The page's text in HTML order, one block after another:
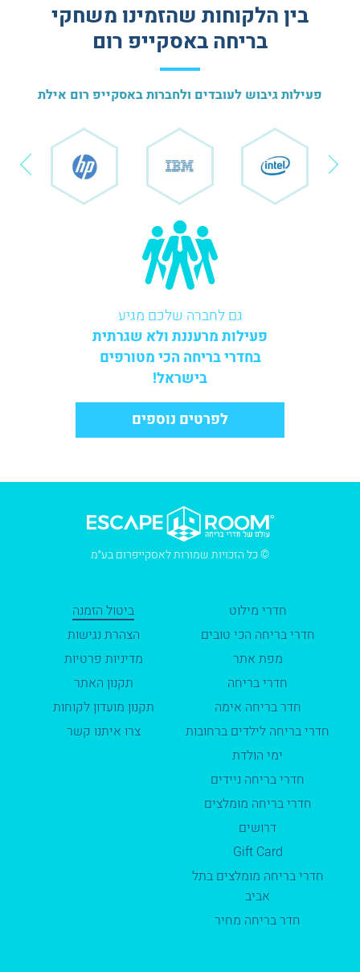
בין הלקוחות שהזמינו משחקי
בריחה באסקייפ רום
פעילות גיבוש לעובדים ולחברות באסקייפ רום אילת
גם לחברה שלכם מגיע
פעילות מרעננת ולא שגרתית
בחדרי בריחה הכי מטורפים
בישראל!
לפרטים נוספים
© כל הזכויות שמורות לאסקייפרום בע״מ
ביטול הזמנה
הצהרת נגישות
מדיניות פרטיות
תקנון האתר
תקנון מועדון לקוחות
צרו איתנו קשר
חדרי מילוט
חדרי בריחה הכי טובים
מפת אתר
חדרי בריחה
חדר בריחה אימה
חדרי בריחה לילדים ברחובות
ימי הולדת
חדרי בריחה ניידים
חדרי בריחה מומלצים
דרושים
Gift Card
חדרי בריחה מומלצים בתל
אביב
חדר בריחה מחיר